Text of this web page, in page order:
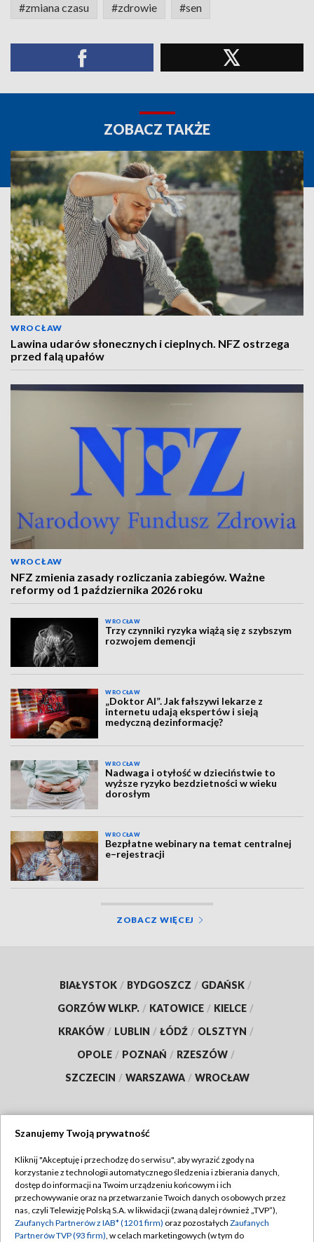
#zmiana czasu #zdrowie #sen
ZOBACZ TAKŻE
WROCŁAW
Lawina udarów słonecznych i cieplnych. NFZ ostrzega
przed falą upałów
WROCŁAW
NFZ zmienia zasady rozliczania zabiegów. Ważne
reformy od 1 października 2026 roku
WROCŁAW
Trzy czynniki ryzyka wiążą się z szybszym
rozwojem demencji
WROCŁAW
„Doktor AI”. Jak fałszywi lekarze z
internetu udają ekspertów i sieją
medyczną dezinformację?
WROCŁAW
Nadwaga i otyłość w dzieciństwie to
wyższe ryzyko bezdzietności w wieku
dorosłym
WROCŁAW
Bezpłatne webinary na temat centralnej
e–rejestracji
ZOBACZ WIĘCEJ
BIAŁYSTOK / BYDGOSZCZ / GDAŃSK /
GORZÓW WLKP. / KATOWICE / KIELCE /
KRAKÓW / LUBLIN / ŁÓDŹ / OLSZTYN /
OPOLE / POZNAŃ / RZESZÓW /
SZCZECIN / WARSZAWA / WROCŁAW
TVP
Abonament TVP
Emisja w TVP
Regulamin TVP
Polityka prywatności
Szanujemy Twoją prywatność
Kliknij "Akceptuję i przechodzę do serwisu", aby wyrazić zgody na
korzystanie z technologii automatycznego śledzenia i zbierania danych,
dostęp do informacji na Twoim urządzeniu końcowym i ich
przechowywanie oraz na przetwarzanie Twoich danych osobowych przez
nas, czyli Telewizję Polską S.A. w likwidacji (zwaną dalej również „TVP”),
Zaufanych Partnerów z IAB* (1201 firm) oraz pozostałych Zaufanych
Partnerów TVP (93 firm), w celach marketingowych (w tym do